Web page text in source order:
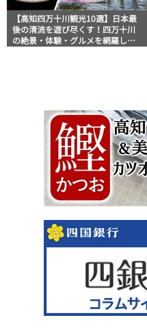
【高知四万十川観光10選】日本最
後の清流を遊び尽くす！四万十川
の絶景・体験・グルメを網羅した